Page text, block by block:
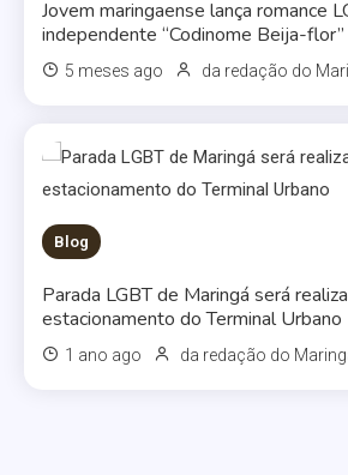
Jovem maringaense lança romance
independente “Codinome Beija-flor”
5 meses ago da redação do
Blog
Parada LGBT de Maringá será
estacionamento do Terminal Urbano
1 ano ago da redação do